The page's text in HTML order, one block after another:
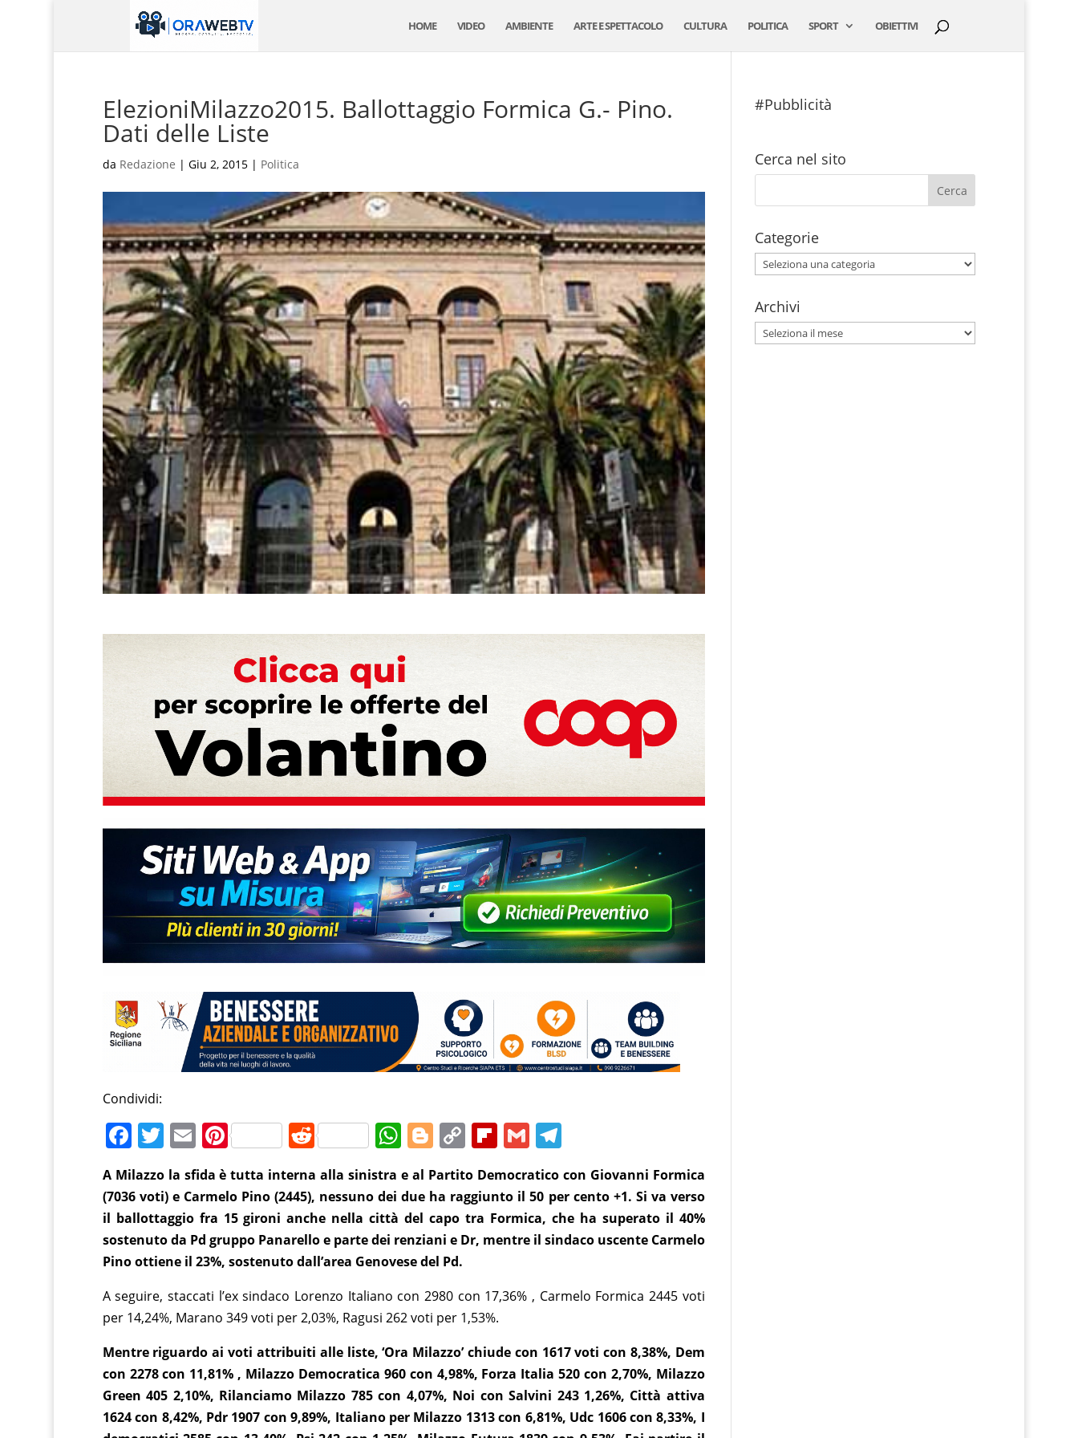
HOME VIDEO AMBIENTE ARTE E SPETTACOLO CULTURA POLITICA SPORT OBIETTIVI
ElezioniMilazzo2015. Ballottaggio Formica G.- Pino.
Dati delle Liste
da Redazione | Giu 2, 2015| Politica
Condividi:
F
a
c
e
b
o
o
k
T
w
itt
er
E
m
ai
l
Pi
er
e
st
R
d
di
t
W
at
s
A
p
p
Bl
o
g
g
er
C
o
p
y
Li
k
Fl
b
o
ar
G
m
ai
l
T
e
gr
a
A Milazzo la sfida è tutta interna alla sinistra e al Partito Democratico con Giovanni Formica
(7036 voti) e Carmelo Pino (2445), nessuno dei due ha raggiunto il 50 per cento +1. Si va verso
il ballottaggio fra 15 gironi anche nella città del capo tra Formica, che ha superato il 40%
sostenuto da Pd gruppo Panarello e parte dei renziani e Dr, mentre il sindaco uscente Carmelo
Pino ottiene il 23%, sostenuto dall’area Genovese del Pd.
A seguire, staccati l’ex sindaco Lorenzo Italiano con 2980 con 17,36% , Carmelo Formica 2445 voti
per 14,24%, Marano 349 voti per 2,03%, Ragusi 262 voti per 1,53%.
Mentre riguardo ai voti attribuiti alle liste, ‘Ora Milazzo’ chiude con 1617 voti con 8,38%, Dem
con 2278 con 11,81% , Milazzo Democratica 960 con 4,98%, Forza Italia 520 con 2,70%, Milazzo
Green 405 2,10%, Rilanciamo Milazzo 785 con 4,07%, Noi con Salvini 243 1,26%, Città attiva
1624 con 8,42%, Pdr 1907 con 9,89%, Italiano per Milazzo 1313 con 6,81%, Udc 1606 con 8,33%, I
#Pubblicità
Cerca nel sito
Categorie
Categorie
Archivi
Archivi